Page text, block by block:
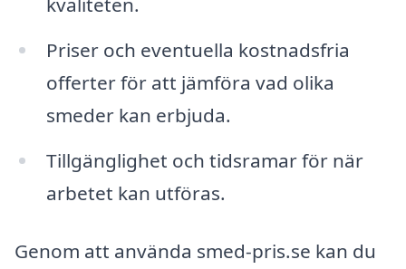
Priser och eventuella kostnadsfria
offerter för att jämföra vad olika
smeder kan erbjuda.
Tillgänglighet och tidsramar för när
arbetet kan utföras.
Genom att använda smed-pris.se kan du